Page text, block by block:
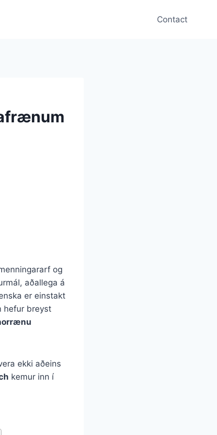
Contact
og
aðallega á
er einstakt
hefur breyst
ekki aðeins
kemur inn í